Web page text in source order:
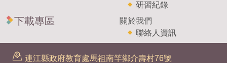
研習紀錄
下載專區
關於我們
聯絡人資訊
連江縣政府教育處馬祖南竿鄉介壽村76號